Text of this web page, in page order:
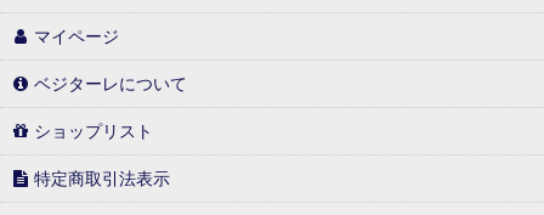
マイページ
ベジターレについて
ショップリスト
特定商取引法表示